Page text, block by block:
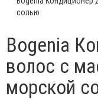
солью
Bogenia
волос с
морской